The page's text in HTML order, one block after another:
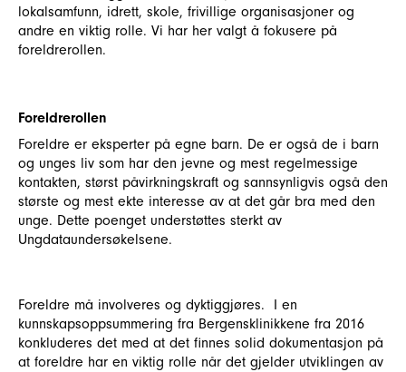
lokalsamfunn, idrett, skole, frivillige organisasjoner og
andre en viktig rolle. Vi har her valgt å fokusere på
foreldrerollen.
Foreldrerollen
Foreldre er eksperter på egne barn. De er også de i barn
og unges liv som har den jevne og mest regelmessige
kontakten, størst påvirkningskraft og sannsynligvis også den
største og mest ekte interesse av at det går bra med den
unge. Dette poenget understøttes sterkt av
Ungdataundersøkelsene.
Foreldre må involveres og dyktiggjøres. I en
kunnskapsoppsummering fra Bergensklinikkene fra 2016
konkluderes det med at det finnes solid dokumentasjon på
at foreldre har en viktig rolle når det gjelder utviklingen av